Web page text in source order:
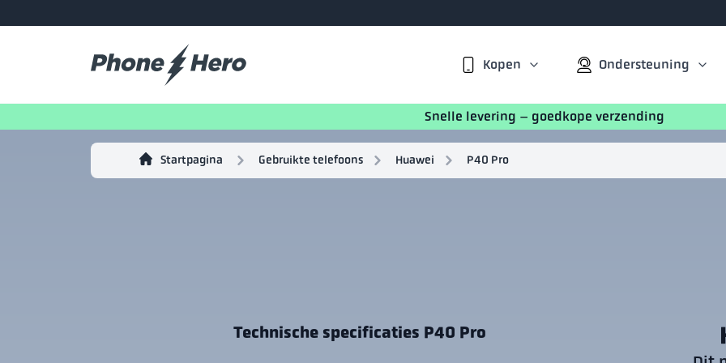
Kopen Ondersteuning
Snelle levering – goedkope verzending
Startpagina Gebruikte telefoons Huawei P40 Pro
Technische specificaties P40 Pro